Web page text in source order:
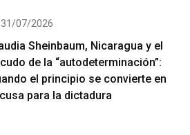
31/07/2026
Sheinbaum, Nicaragua y el
de la “autodeterminación”:
el principio se convierte en
para la dictadura